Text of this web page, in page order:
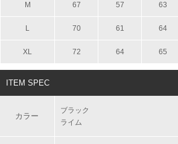
M 67 57 63
L 70 61 64
XL 72 64 65
ITEM SPEC
カラー
ブラック
ライム